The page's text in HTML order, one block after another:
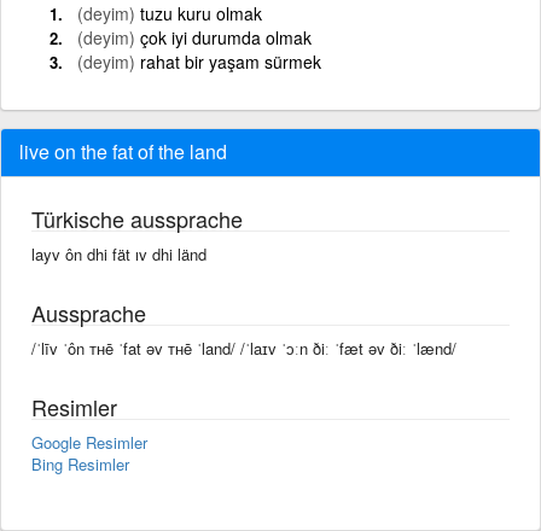
(deyim) tuzu kuru olmak
(deyim) çok iyi durumda olmak
(deyim) rahat bir yaşam sürmek
live on the fat of the land
Türkische aussprache
layv ôn dhi fät ıv dhi länd
Aussprache
/ˈlīv ˈôn ᴛʜē ˈfat əv ᴛʜē ˈland/ /ˈlaɪv ˈɔːn ðiː ˈfæt əv ðiː ˈlænd/
Resimler
Google Resimler
Bing Resimler